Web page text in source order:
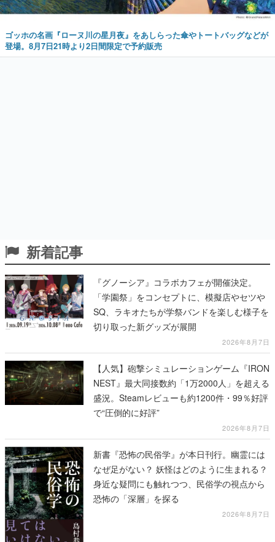
ゴッホの名画『ローヌ川の星月夜』をあしらった傘やトートバッグなどが
登場。8月7日21時より2日間限定で予約販売
新着記事
『グノーシア』コラボカフェが開催決定。
「学園祭」をコンセプトに、模擬店やセツや
SQ、ラキオたちが学祭バンドを楽しむ様子を
切り取った新グッズが展開
2026年8月7日
【人気】砲撃シミュレーションゲーム『IRON
NEST』最大同接数約「1万2000人」を超える
盛況。Steamレビューも約1200件・99％好評
で“圧倒的に好評”
2026年8月7日
新書『恐怖の民俗学』が本日刊行。幽霊には
なぜ足がない？ 妖怪はどのように生まれる？
身近な疑問にも触れつつ、民俗学の視点から
恐怖の「深層」を探る
2026年8月7日